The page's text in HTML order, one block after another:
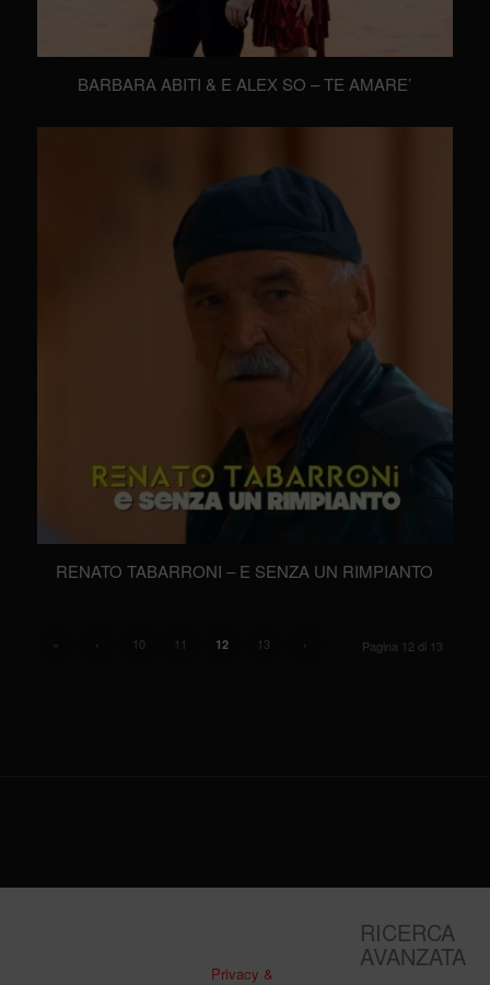
BARBARA ABITI & E ALEX SO – TE AMARE’
RENATO TABARRONI – E SENZA UN RIMPIANTO
Pagina 12 di 13
« ‹ 10 11 12 13
Privacy &
RICERCA
AVANZATA